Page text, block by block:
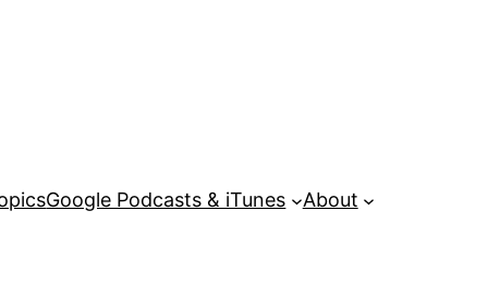
Google Podcasts & iTunes About